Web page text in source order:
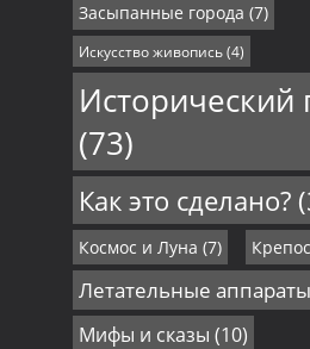
Засыпанные города (7)
Искусство живопись(4)
Исторический
(73)
Как это сделано?
Космос и Луна (7)
Летательные аппараты
Мифы и сказы (10)